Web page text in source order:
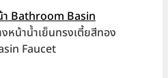
า Bathroom Basin
หน้าน้ำเย็นทรงเตี้ยสีทอง
Faucet